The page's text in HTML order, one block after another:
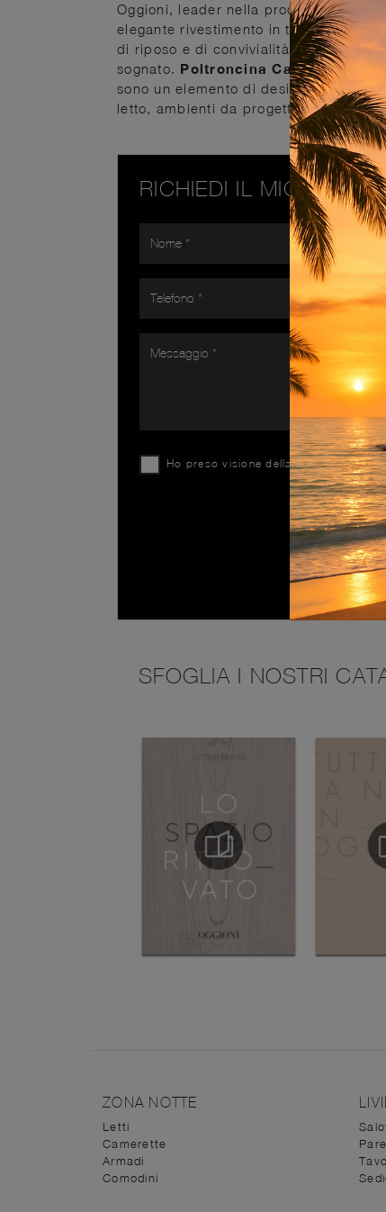
Oggioni, leader nella produzione di
elegante rivestimento in tessuto. Gli
di riposo e di convivialità. Scopri
sognato. Poltroncina Cake di
sono un elemento di design
letto, ambienti da progettare
RICHIEDI IL MIGLIOR
Ho preso visione dellaPrivacy Policy
SFOGLIA I NOSTRI
ZONA NOTTE
Letti
Camerette
Armadi
Comodini